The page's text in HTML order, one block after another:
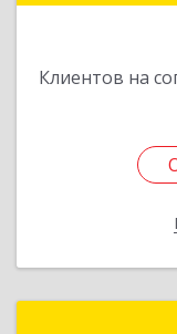
Клиентов на